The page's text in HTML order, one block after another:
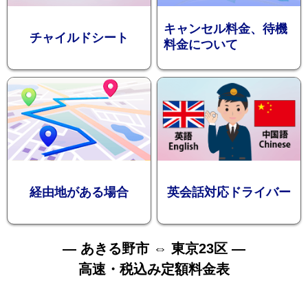
お勧め
チャイルドシート
キャンセル料金、待機
料金について
経由地がある場合 英会話対応ドライバー
— あきる野市 ⇔ 東京23区 —
高速・税込み定額料金表